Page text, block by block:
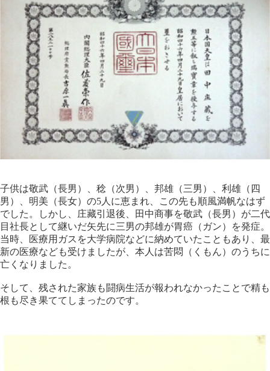
子供は敬武（長男）、稔（次男）、邦雄（三男）、利雄（四
男）、明美（長女）の5人に恵まれ、この先も順風満帆なはず
でした。しかし、庄藏引退後、田中商事を敬武（長男）が二代
目社長として継いだ矢先に三男の邦雄が胃癌（ガン）を発症。
当時、医療用ガスを大学病院などに納めていたこともあり、最
新の医療なども受けましたが、本人は苦悶（くもん）のうちに
亡くなりました。
そして、残された家族も闘病生活が報われなかったことで精も
根も尽き果ててしまったのです。